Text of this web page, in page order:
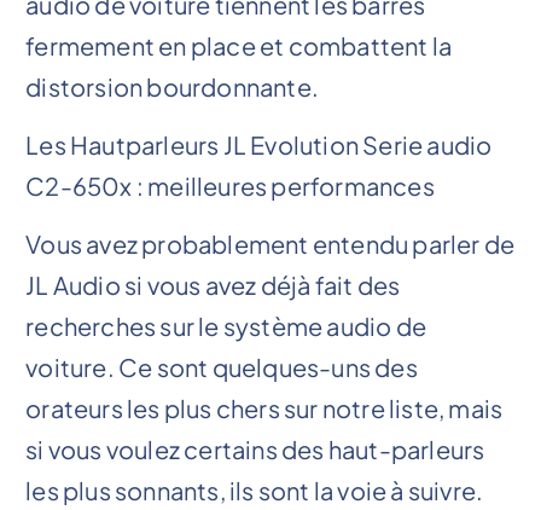
fermement en place et combattent la
distorsion bourdonnante.
Les Hautparleurs JL Evolution Serie audio
C2-650x : meilleures performances
Vous avez probablement entendu parler de
JL Audio si vous avez déjà fait des
recherches sur le système audio de
voiture. Ce sont quelques-uns des
orateurs les plus chers sur notre liste, mais
si vous voulez certains des haut-parleurs
les plus sonnants, ils sont la voie à suivre.